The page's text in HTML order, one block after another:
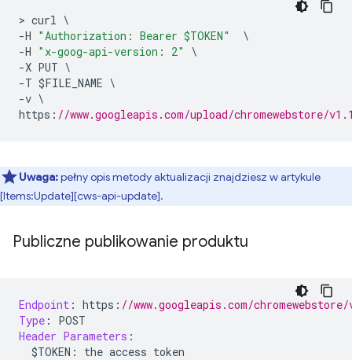
> curl \
-H "Authorization: Bearer $TOKEN"
\
-H "x-goog-api-version: 2"
\
-X PUT \
-T $FILE_NAME \
-v \
https : //www.googleapis.com/upload/chromewebstore/
Uwaga:pełny opis metody aktualizacji znajdziesz w artykule
[Items:Update][cws-api-update].
Publiczne publikowanie produktu
Endpoint : https : //www.googleapis.com/
Type :
POST
Header Parameters :
$TOKEN : the access token